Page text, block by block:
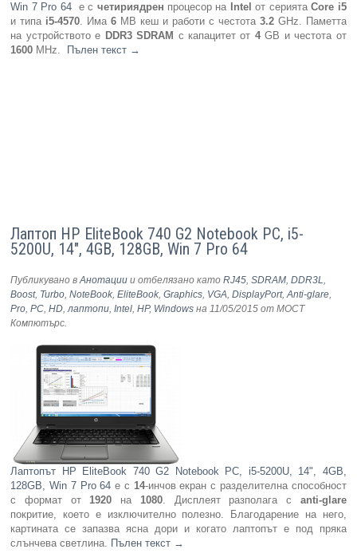
Win 7 Pro 64e с четириядрен процесор на Intel от сериятаCore i5
и типа i5-4570. Има6 MB кеш и работи с честота3.2GHz. Паметта
на устройството е DDR3 SDRAM с капацитет от 4GB и честота от
1600 MHz. Пълен текст →
Лаптоп HP EliteBook 740 G2 Notebook PC, i5-
5200U, 14", 4GB, 128GB, Win 7 Pro 64
Публикувано вАнотации и отбелязано катоRJ45,SDRAM,DDR3L,
Boost, Turbo,NoteBook,EliteBook,Graphics, VGA,DisplayPort,Anti-glare,
Pro,PC,HD,лаптопи,Intel,HP, Windows на 11/05/2015 от МОСТ
Компютърс.
Лаптопът HP EliteBook 740 G2 Notebook PC, i5-5200U, 14", 4GB,
128GB, Win 7 Pro 64е с 14-инчов екран с разделителна способност
с формат от1920 на 1080. Дисплеят разполага с anti-glare
покритие, което е изключително полезно. Благодарение на него,
картината се запазва ясна дори и когато лаптопът е под пряка
слънчева светлина. Пълен текст →